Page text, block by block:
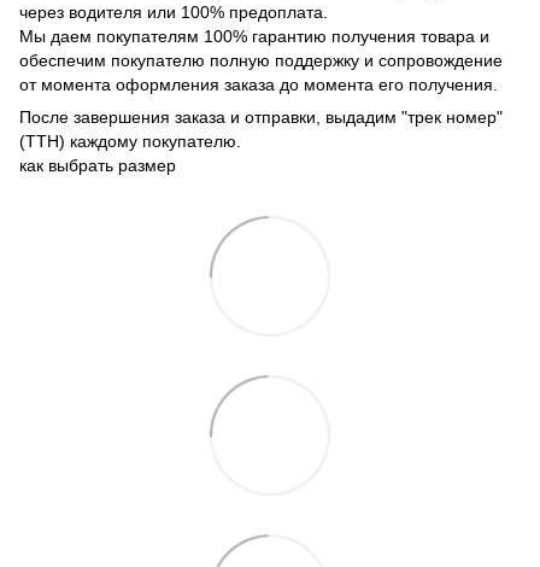
через водителя или 100% предоплата.
Мы даем покупателям 100% гарантию получения товара и
обеспечим покупателю полную поддержку и сопровождение
от момента оформления заказа до момента его получения.
После завершения заказа и отправки, выдадим "трек номер"
(ТТН) каждому покупателю.
как выбрать размер